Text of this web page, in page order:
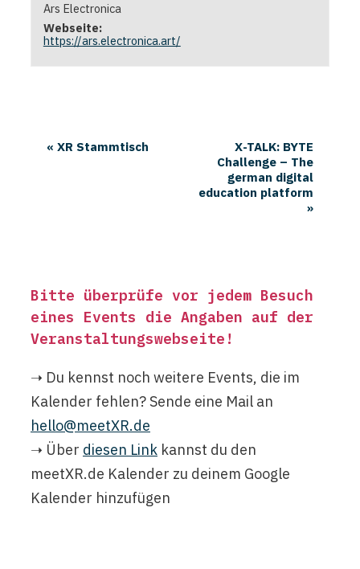
Ars Electronica
Webseite:
https://ars.electronica.art/
« XR Stammtisch
X-TALK: BYTE
Challenge – The
german digital
education platform
»
Bitte überprüfe vor jedem Besuch
eines Events die Angaben auf der
Veranstaltungswebseite !
➝ Du kennst noch weitere Events, die im
Kalender fehlen? Sende eine Mail an
hello@meetXR.de
➝ Über diesen Link kannst du den
meetXR.de Kalender zu deinem Google
Kalender hinzufügen